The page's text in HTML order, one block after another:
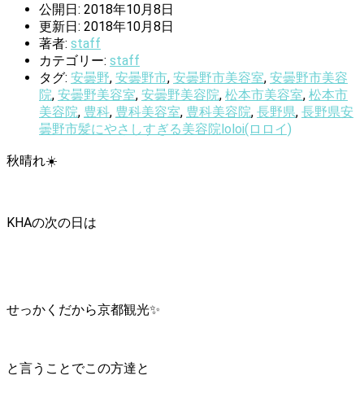
公開日: 2018年10月8日
更新日: 2018年10月8日
著者: staff
カテゴリー: staff
タグ: 安曇野, 安曇野市, 安曇野市美容室, 安曇野市美容
院, 安曇野美容室, 安曇野美容院, 松本市美容室, 松本市
美容院, 豊科, 豊科美容室, 豊科美容院, 長野県, 長野県安
曇野市髪にやさしすぎる美容院loloi(ロロイ)
秋晴れ☀️
KHAの次の日は
せっかくだから京都観光✨
と言うことでこの方達と